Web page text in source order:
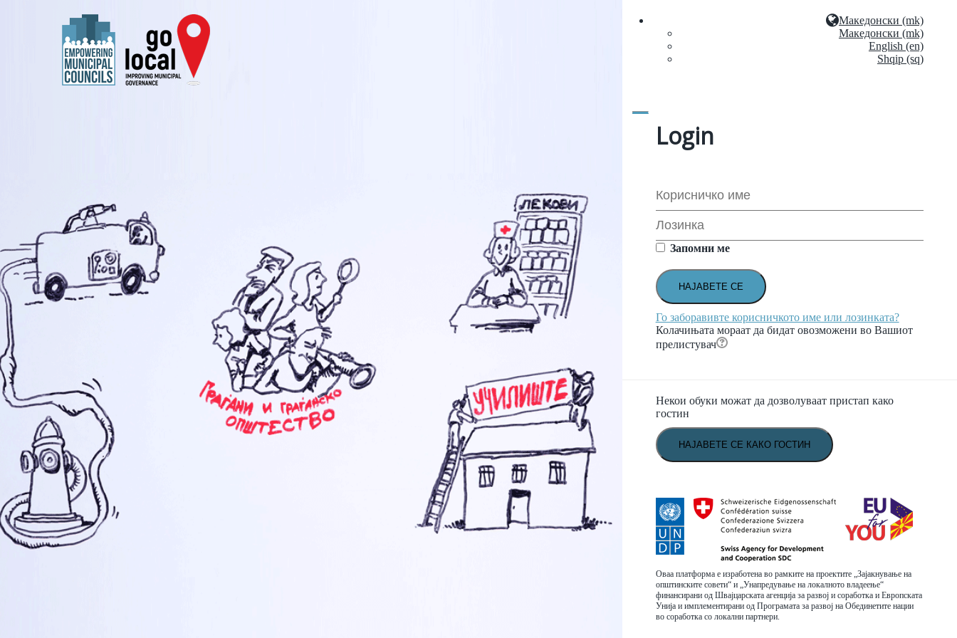
Оди до главна содржина
Македонски (mk)
Македонски (mk)
English (en)
Shqip (sq)
Login
Запомни ме
Го заборавивте корисничкото име или лозинката?
Колачињата мораат да бидат овозможени во Вашиот
прелистувач
Некои обуки можат да дозволуваат пристап како
гостин
Оваа платформа е изработена во рамките на проектите „Зајакнување на
општинските совети“ и „Унапредување на локалното владеење“
финансирани од Швајцарската агенција за развој и соработка и Европската
Унија и имплементирани од Програмата за развој на Обединетите нации
во соработка со локални партнери.